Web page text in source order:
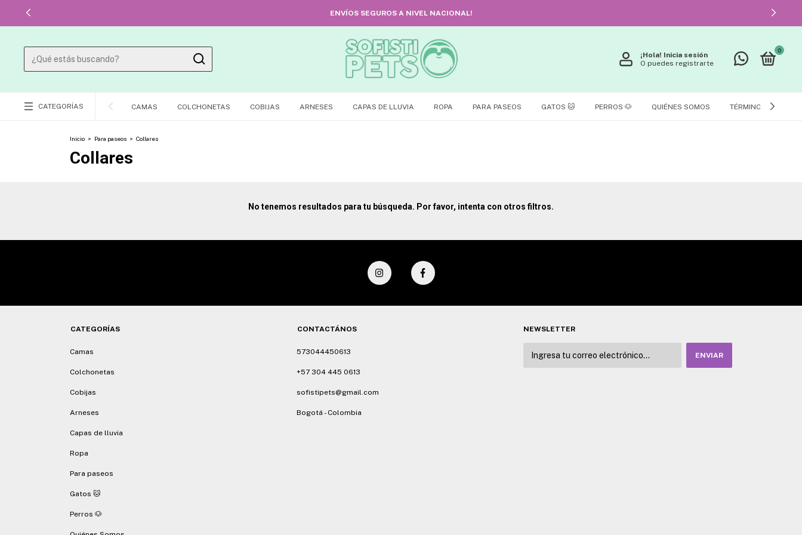
ENVÍOS SEGUROS A NIVEL NACIONAL!
¡Hola! Inicia sesión
O puedes registrarte
0
CATEGORÍAS CAMAS COLCHONETAS COBIJAS ARNESES CAPAS DE LLUVIA ROPA PARA PASEOS GATOS 🐱 PERROS 🐶 QUIÉNES SOMOS TÉRMINOS Y
Inicio > Para paseos > Collares
Collares
No tenemos resultados para tu búsqueda. Por favor, intenta con otros filtros.
CATEGORÍAS
Camas
Colchonetas
Cobijas
Arneses
Capas de lluvia
Ropa
Para paseos
Gatos 🐱
Perros 🐶
CONTACTÁNOS
573044450613
+57 304 445 0613
sofistipets@gmail.com
Bogotá - Colombia
NEWSLETTER